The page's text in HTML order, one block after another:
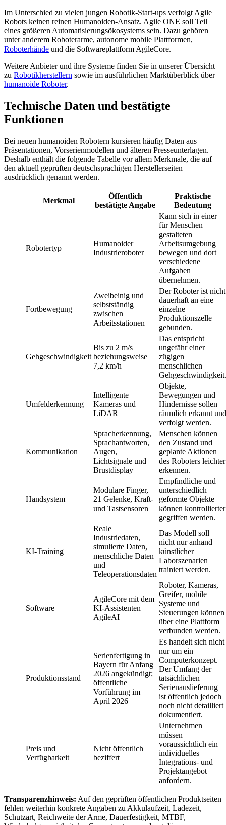
Im Unterschied zu vielen jungen Robotik-Start-ups verfolgt Agile
Robots keinen reinen Humanoiden-Ansatz. Agile ONE soll Teil
eines größeren Automatisierungsökosystems sein. Dazu gehören
unter anderem Roboterarme, autonome mobile Plattformen,
Roboterhände und die Softwareplattform AgileCore.
Weitere Anbieter und ihre Systeme finden Sie in unserer Übersicht
zu Robotikherstellern sowie im ausführlichen Marktüberblick über
humanoide Roboter.
Technische Daten und bestätigte
Funktionen
Bei neuen humanoiden Robotern kursieren häufig Daten aus
Präsentationen, Vorserienmodellen und älteren Presseunterlagen.
Deshalb enthält die folgende Tabelle vor allem Merkmale, die auf
den aktuell geprüften deutschsprachigen Herstellerseiten
ausdrücklich genannt werden.
Merkmal
Öffentlich
bestätigte Angabe
Praktische
Bedeutung
Robotertyp
Humanoider
Industrieroboter
Kann sich in einer
für Menschen
gestalteten
Arbeitsumgebung
bewegen und dort
verschiedene
Aufgaben
übernehmen.
Fortbewegung
Zweibeinig und
selbstständig
zwischen
Arbeitsstationen
Der Roboter ist nicht
dauerhaft an eine
einzelne
Produktionszelle
gebunden.
Gehgeschwindigkeit
Bis zu 2 m/s
beziehungsweise
7,2 km/h
Das entspricht
ungefähr einer
zügigen
menschlichen
Gehgeschwindigkeit.
Umfelderkennung
Intelligente
Kameras und
LiDAR
Objekte,
Bewegungen und
Hindernisse sollen
räumlich erkannt und
verfolgt werden.
Kommunikation
Spracherkennung,
Sprachantworten,
Augen,
Lichtsignale und
Brustdisplay
Menschen können
den Zustand und
geplante Aktionen
des Roboters leichter
erkennen.
Handsystem
Modulare Finger,
21 Gelenke, Kraft-
und Tastsensoren
Empfindliche und
unterschiedlich
geformte Objekte
können kontrollierter
gegriffen werden.
KI-Training
Reale
Industriedaten,
simulierte Daten,
menschliche Daten
und
Teleoperationsdaten
Das Modell soll
nicht nur anhand
künstlicher
Laborszenarien
trainiert werden.
Software
AgileCore mit dem
KI-Assistenten
AgileAI
Roboter, Kameras,
Greifer, mobile
Systeme und
Steuerungen können
über eine Plattform
verbunden werden.
Produktionsstand
Serienfertigung in
Bayern für Anfang
2026 angekündigt;
öffentliche
Vorführung im
April 2026
Es handelt sich nicht
nur um ein
Computerkonzept.
Der Umfang der
tatsächlichen
Serienauslieferung
ist öffentlich jedoch
noch nicht detailliert
dokumentiert.
Preis und
Verfügbarkeit
Nicht öffentlich
beziffert
Unternehmen
müssen
voraussichtlich ein
individuelles
Integrations- und
Projektangebot
anfordern.
Transparenzhinweis: Auf den geprüften öffentlichen Produktseiten
fehlen weiterhin konkrete Angaben zu Akkulaufzeit, Ladezeit,
Schutzart, Reichweite der Arme, Dauerfestigkeit, MTBF,